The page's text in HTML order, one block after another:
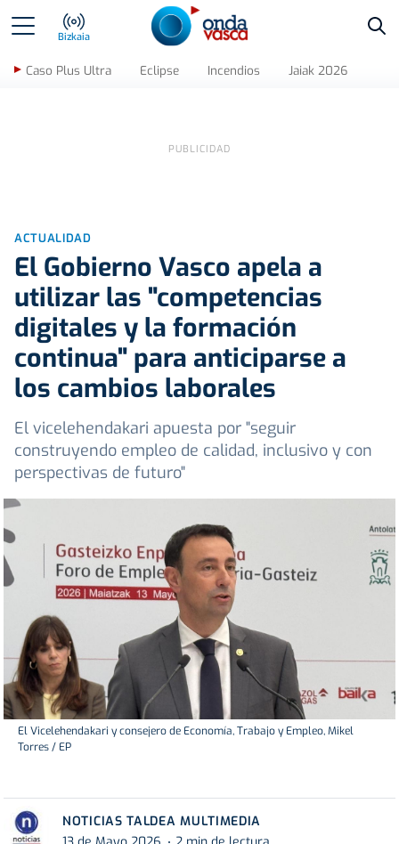
Bizkaia
Caso Plus Ultra Eclipse Incendios Jaiak 2026
ACTUALIDAD
El Gobierno Vasco apela a
utilizar las "competencias
digitales y la formación
continua" para anticiparse a
los cambios laborales
El vicelehendakari apuesta por "seguir
construyendo empleo de calidad, inclusivo y con
perspectivas de futuro"
El Vicelehendakari y consejero de Economía, Trabajo y Empleo, Mikel
Torres / EP
NOTICIAS TALDEA MULTIMEDIA